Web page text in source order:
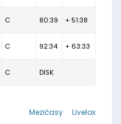
C 80:39 + 51:38
C 92:34 + 63:33
C DISK
Livelox
Mezičasy